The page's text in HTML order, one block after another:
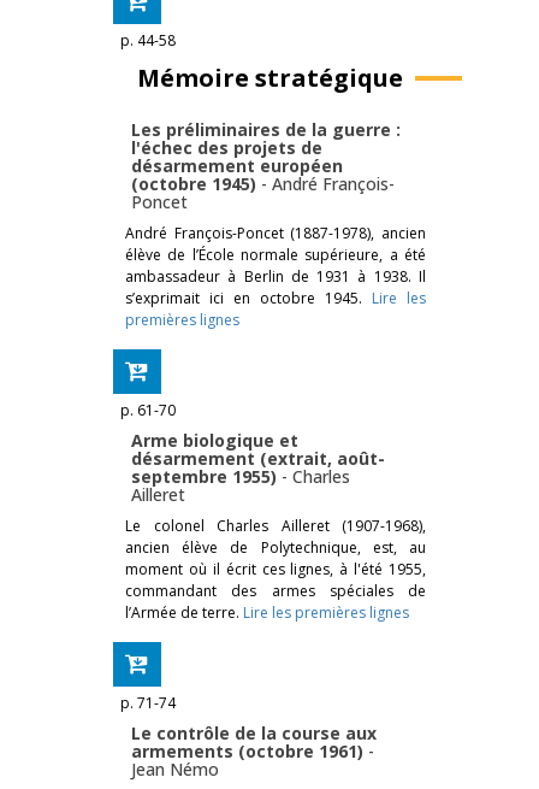
p. 44-58
Mémoire stratégique
Les préliminaires de la guerre :
l'échec des projets de
désarmement européen
(octobre 1945) - André François-
Poncet
André François-Poncet (1887-1978), ancien
élève de l’École normale supérieure, a été
ambassadeur à Berlin de 1931 à 1938. Il
s’exprimait ici en octobre 1945. Lire les
premières lignes
p. 61-70
Arme biologique et
désarmement (extrait, août-
septembre 1955) - Charles
Ailleret
Le colonel Charles Ailleret (1907-1968),
ancien élève de Polytechnique, est, au
moment où il écrit ces lignes, à l'été 1955,
commandant des armes spéciales de
l’Armée de terre. Lire les premières lignes
p. 71-74
Le contrôle de la course aux
armements (octobre 1961) -
Jean Némo